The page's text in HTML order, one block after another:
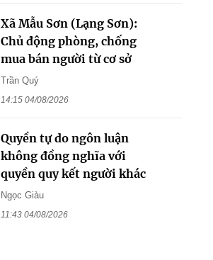
Xã Mẫu Sơn (Lạng Sơn):
Chủ động phòng, chống
mua bán người từ cơ sở
Trần Quý
14:15 04/08/2026
Quyền tự do ngôn luận
không đồng nghĩa với
quyền quy kết người khác
Ngọc Giàu
11:43 04/08/2026